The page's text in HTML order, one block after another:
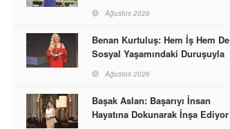
Ağustos 2026
Benan Kurtuluş: Hem İş Hem De
Sosyal Yaşamındaki Duruşuyla
Ağustos 2026
Başak Aslan: Başarıyı İnsan
Hayatına Dokunarak İnşa Ediyor